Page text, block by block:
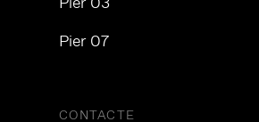
Pier 07
CONTACTE